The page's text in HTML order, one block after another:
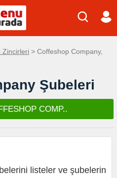
Zincirleri > Coffeshop Company,
Şubeleri
COMP..
listeler ve şubelerin